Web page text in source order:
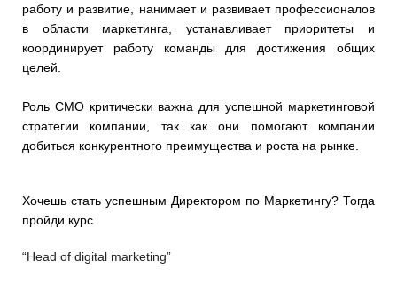
работу и развитие, нанимает и развивает профессионалов
в области маркетинга, устанавливает приоритеты и
координирует работу команды для достижения общих
целей.
Роль CMO критически важна для успешной маркетинговой
стратегии компании, так как они помогают компании
добиться конкурентного преимущества и роста на рынке.
Хочешь стать успешным Директором по Маркетингу? Тогда
пройди курс
“Head of digital marketing”